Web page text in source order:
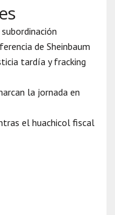
de Sheinbaum
tardía y fracking
la jornada en
el huachicol fiscal